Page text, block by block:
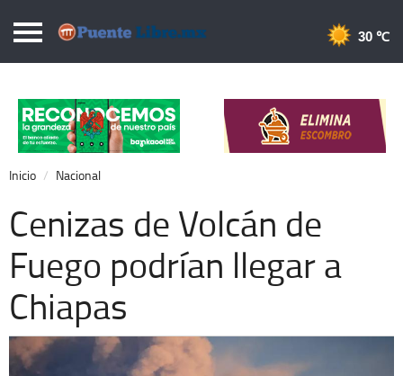
Puentelibre.mx
Local
Nacional
Opinión
Cronos
Economía
Espectáculos
Extra +
30 ℃
Inicio Nacional
Cenizas de Volcán de
Fuego podrían llegar a
Chiapas